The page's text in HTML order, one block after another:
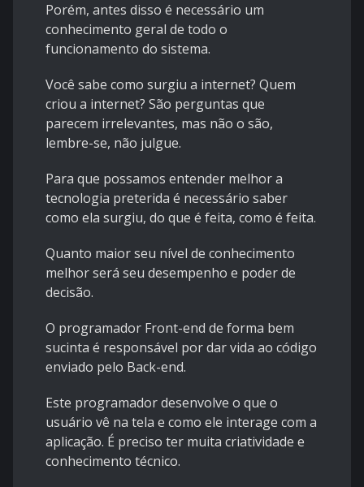
Porém, antes disso é necessário um
conhecimento geral de todo o
funcionamento do sistema.
Você sabe como surgiu a internet? Quem
criou a internet? São perguntas que
parecem irrelevantes, mas não o são,
lembre-se, não julgue.
Para que possamos entender melhor a
tecnologia preterida é necessário saber
como ela surgiu, do que é feita, como é feita.
Quanto maior seu nível de conhecimento
melhor será seu desempenho e poder de
decisão.
O programador Front-end de forma bem
sucinta é responsável por dar vida ao código
enviado pelo Back-end.
Este programador desenvolve o que o
usuário vê na tela e como ele interage com a
aplicação. É preciso ter muita criatividade e
conhecimento técnico.